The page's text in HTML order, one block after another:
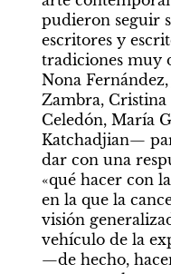
pudieron seguir
escritores y
tradiciones muy
Nona
Zambra, Cristina
Celedón, María
Katchadjian—
dar con una
«qué hacer con
en la que la
visión
vehículo de la
—de hecho,